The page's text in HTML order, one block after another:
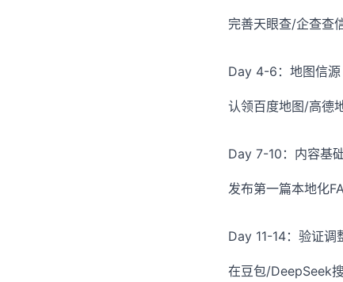
完善天眼查/企查查
Day 4-6：地图信源
认领百度地图/高德
Day 7-10：内容基
发布第一篇本地化
Day 11-14：验证调
在豆包/DeepSeek